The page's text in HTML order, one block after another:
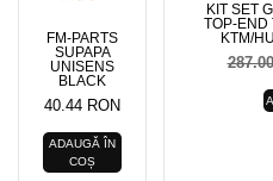
FM-PARTS
SUPAPA
UNISENS
BLACK
40.44 RON
ADAUGĂ ÎN
COȘ
KIT SET
TOP-END
KTM/